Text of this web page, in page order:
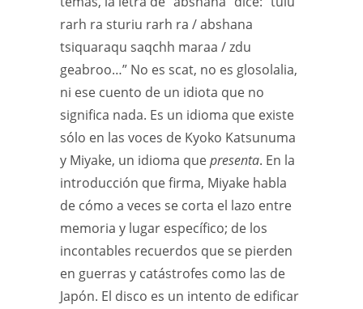
rarh ra sturiu rarh ra / abshana
tsiquaraqu saqchh maraa / zdu
geabroo…” No es scat, no es glosolalia,
ni ese cuento de un idiota que no
significa nada. Es un idioma que existe
sólo en las voces de Kyoko Katsunuma
y Miyake, un idioma quepresenta. En la
introducción que firma, Miyake habla
de cómo a veces se corta el lazo entre
memoria y lugar específico; de los
incontables recuerdos que se pierden
en guerras y catástrofes como las de
Japón. El disco es un intento de edificar